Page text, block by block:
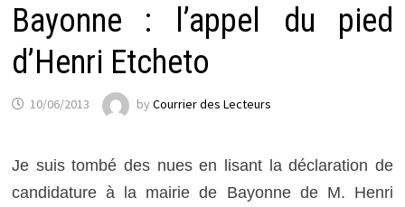
Bayonne : l’appel du pied
d’Henri Etcheto
10/06/2013 by Courrier des Lecteurs
Je suis tombé des nues en lisant la déclaration de
candidature à la mairie de Bayonne de M. Henri